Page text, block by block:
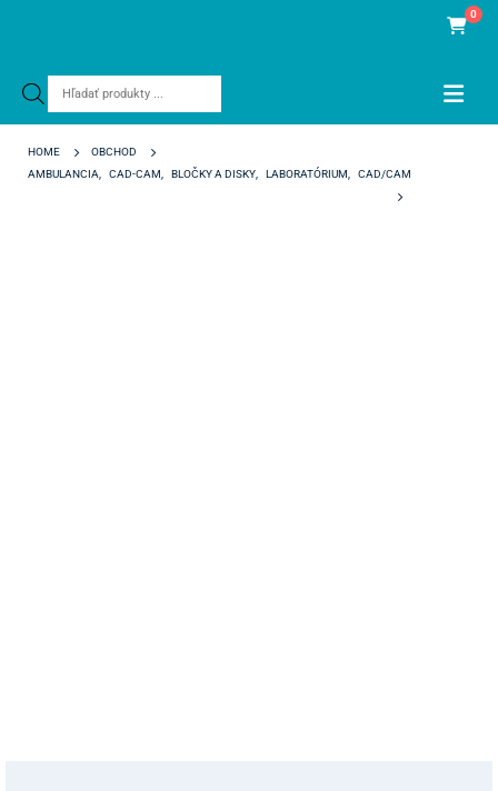
Products
0
HOME
OBCHOD
AMBULANCIA
CAD-CAM BLOČKY A DISKY LABORATÓRIUM CAD/CAM